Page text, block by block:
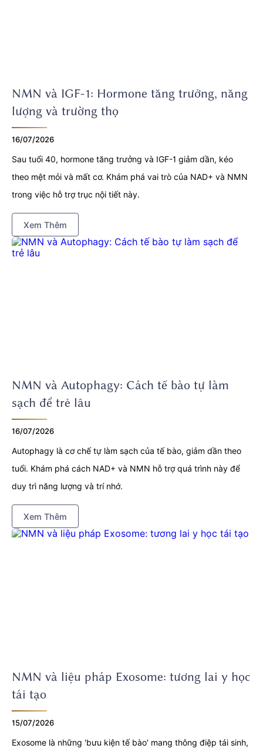
NMN và IGF-1: Hormone tăng trưởng, năng
lượng và trường thọ
16/07/2026
Sau tuổi 40, hormone tăng trưởng và IGF-1 giảm dần, kéo
theo mệt mỏi và mất cơ. Khám phá vai trò của NAD+ và NMN
trong việc hỗ trợ trục nội tiết này.
Xem Thêm
NMN và Autophagy: Cách tế bào tự làm
sạch để trẻ lâu
16/07/2026
Autophagy là cơ chế tự làm sạch của tế bào, giảm dần theo
tuổi. Khám phá cách NAD+ và NMN hỗ trợ quá trình này để
duy trì năng lượng và trí nhớ.
Xem Thêm
NMN và liệu pháp Exosome: tương lai y học
tái tạo
15/07/2026
Exosome là những 'bưu kiện tế bào' mang thông điệp tái sinh,